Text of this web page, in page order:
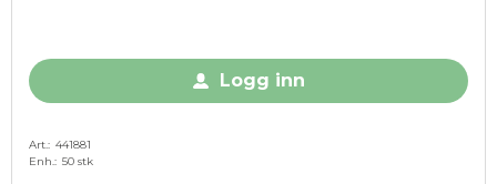
Logg inn
Art.
441881
Enh.
50 stk